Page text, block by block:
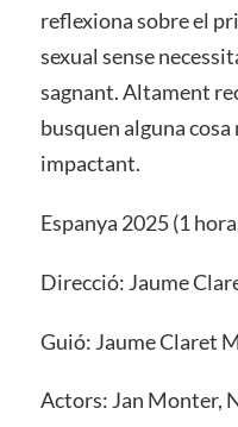
reflexiona sobre el
sexual sense
sagnant. Altament
busquen alguna
impactant.
Espanya 2025 (1
Direcció: Jaume
Guió: Jaume Claret
Actors: Jan Monter,